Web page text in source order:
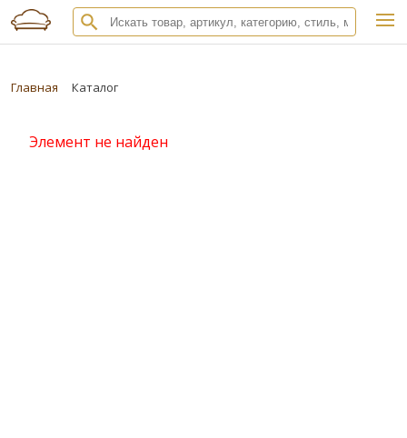
Главная Каталог
Элемент не найден